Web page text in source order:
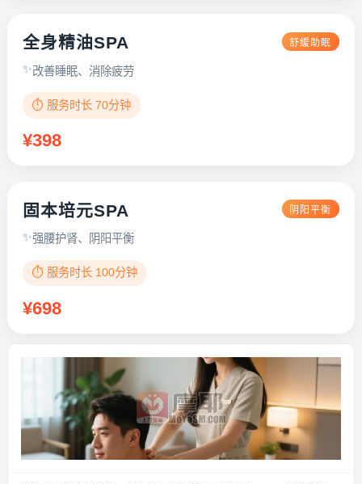
全身精油SPA 舒缓助眠
改善睡眠、消除疲劳
⏱️ 服务时长 70分钟
¥398
固本培元SPA 阴阳平衡
强腰护肾、阴阳平衡
⏱️ 服务时长 100分钟
¥698